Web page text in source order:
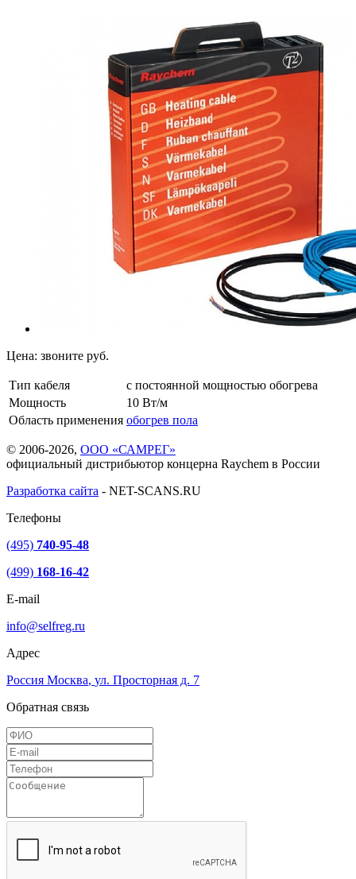
Цена: звоните руб.
Тип кабеля
с постоянной мощностью обогрева
Мощность
10 Вт/м
Область применения обогрев пола
© 2006-2026, ООО «САМРЕГ»
официальный дистрибьютор концерна Raychem в России
Разработка сайта - NET-SCANS.RU
Телефоны
(495) 740-95-48
(499) 168-16-42
E-mail
info@selfreg.ru
Адрес
Россия Москва, ул. Просторная д. 7
Обратная связь